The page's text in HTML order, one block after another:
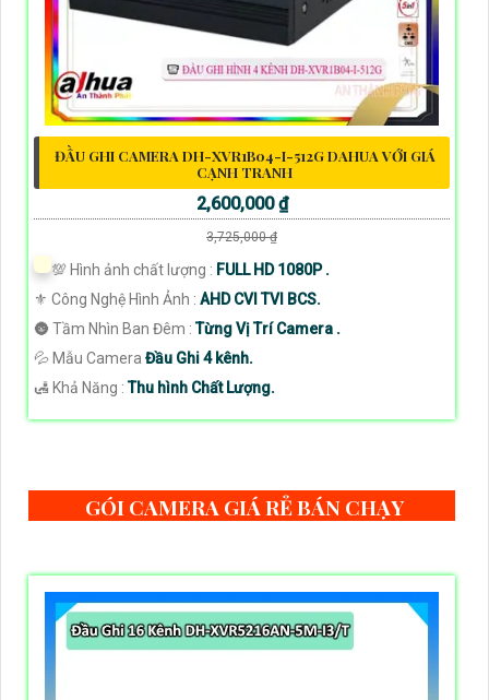
ĐẦU GHI CAMERA DH-XVR1B04-I-512G DAHUA VỚI GIÁ
CẠNH TRANH
2,600,000 ₫
3,725,000 ₫
💯 Hình ảnh chất lượng : FULL HD 1080P .
⚜️ Công Nghệ Hình Ảnh : AHD CVI TVI BCS.
🌚 Tầm Nhìn Ban Đêm :Từng Vị Trí Camera .
💦 Mẫu Camera Đầu Ghi 4 kênh.
️🛃 Khả Năng :Thu hình Chất Lượng.
GÓI CAMERA GIÁ RẺ BÁN CHẠY